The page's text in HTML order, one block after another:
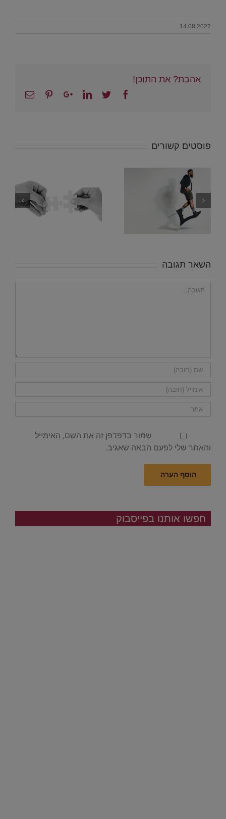
14.08.2022
אהבת? את התוכן!
Facebook
Twitter
Linkedin
Google+
Pinterest
Email
פוסטים קשורים
השאר תגובה
הערה
שמור בדפדפן זה את השם, האימייל
והאתר שלי לפעם הבאה שאגיב.
חפשו אותנו בפייסבוק